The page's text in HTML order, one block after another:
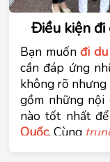
Điều kiện đi
Bạn muốn đi
cần đáp ứng
không rõ nhưng
gồm những
nào tốt nhất
Quốc. Cùng